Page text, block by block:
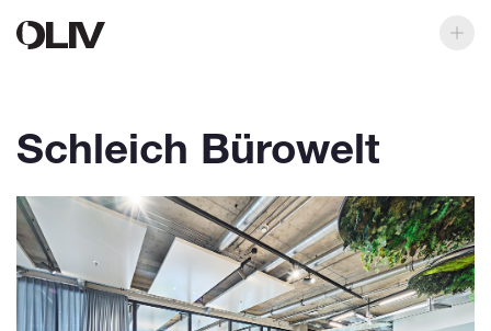
Schleich Bürowelt